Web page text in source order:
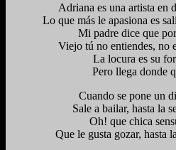
Adriana es una artista en
Lo que más le apasiona es
Mi padre dice que
Viejo tú no entiendes, no
La locura es su
Pero llega donde
Cuando se pone un
Sale a bailar, hasta la
Oh! que chica
Que le gusta gozar, hasta